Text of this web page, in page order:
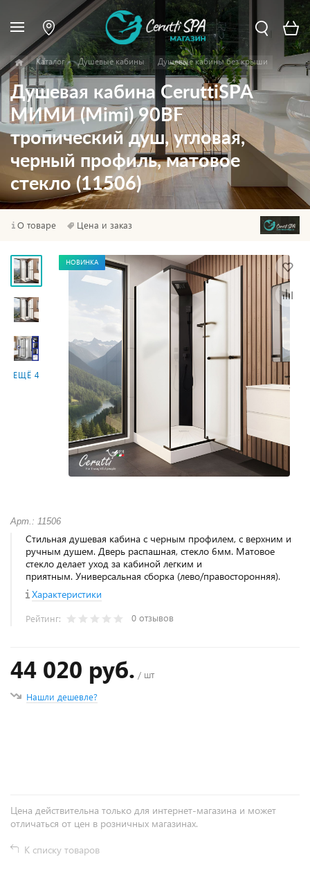
Каталог Душевые кабины Душевые кабины без крыши
Душевая кабина CeruttiSPA
МИМИ (Mimi) 90BF
тропический душ, угловая,
черный профиль, матовое
стекло (11506)
О товаре Цена и заказ
ЕЩЁ 4
НОВИНКА
Арт.: 11506
Стильная душевая кабина с черным профилем, с верхним и
ручным душем. Дверь распашная, стекло 6мм. Матовое
стекло делает уход за кабиной легким и
приятным. Универсальная сборка (лево/правосторонняя).
Характеристики
Рейтинг: 0 отзывов
44 020 руб. / шт
Нашли дешевле?
Цена действительна только для интернет-магазина и может
отличаться от цен в розничных магазинах.
К списку товаров